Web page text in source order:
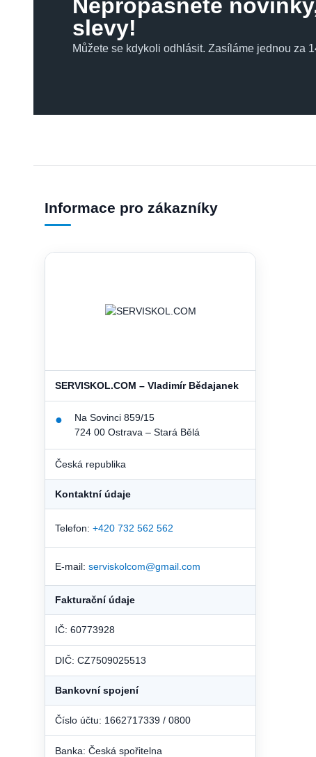
Nepropásněte
slevy!
Můžete se kdykoli odhlásit. Zasíláme jednou za
Informace pro zákazníky
SERVISKOL.COM – Vladimír Bědajanek
●
Na Sovinci 859/15
724 00 Ostrava – Stará Bělá
Česká republika
Kontaktní údaje
Telefon: +420 732 562 562
E-mail: serviskolcom@gmail.com
Fakturační údaje
IČ: 60773928
DIČ: CZ7509025513
Bankovní spojení
Číslo účtu: 1662717339 / 0800
Banka: Česká spořitelna